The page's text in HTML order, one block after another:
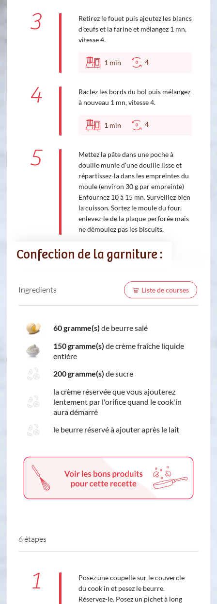
3
Retirez le fouet puis ajoutez les blancs
d'œufs et la farine et mélangez 1 mn,
vitesse 4.
1 min 4
4
Raclez les bords du bol puis mélangez
à nouveau 1 mn, vitesse 4.
1 min 4
5
Mettez la pâte dans une poche à
douille munie d'une douille lisse et
répartissez-la dans les empreintes du
moule (environ 30 g par empreinte)
Enfournez 10 à 15 mn. Surveillez bien
la cuisson. Sortez le moule du four,
enlevez-le de la plaque perforée mais
ne démoulez pas les biscuits.
Confection de la garniture :
Ingredients Liste de courses
60 gramme(s) de beurre salé
150 gramme(s) de crème fraîche liquide
entière
200 gramme(s) de sucre
la crème réservée que vous ajouterez
lentement par l'orifice quand le cook'in
aura démarré
le beurre réservé à ajouter après le lait
6 étapes
1
Posez une coupelle sur le couvercle
du cook'in et pesez le beurre.
Réservez-le. Posez un pichet à long